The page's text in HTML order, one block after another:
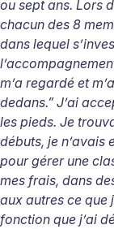
ou sept ans. Lors
chacun des 8
dans lequel
m’a regardé et
dedans.” J’ai
les pieds. Je
débuts, je n’avais
pour gérer une
mes frais, dans
aux autres ce que
fonction que j’ai